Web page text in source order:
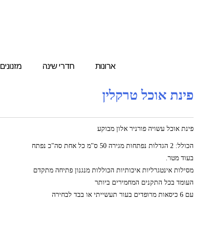
ארונות חדרי שינה מזנונים
פינת אוכל טרקלין
פינת אוכל עשויה פורניר אלון מבוקע
הכולל: 2 הגדלות נפתחות מגירה 50 ס"מ כל אחת סה"כ נפתח
בעוד מטר.
מסילות אינטגרליות איכותיות הכוללות מנגנון פתיחה מתקדם
העומד בכל התקנים המחמירים ביותר
עם 6 כיסאות מרופדים בעור תעשייתי או בבד לבחירה